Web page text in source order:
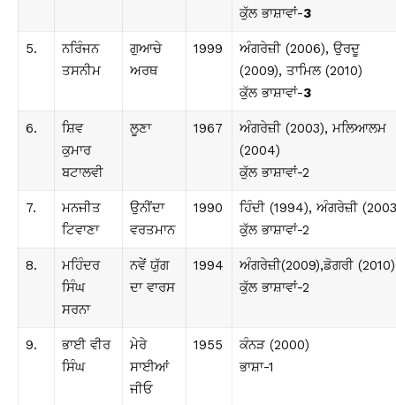
ਕੁੱਲ ਭਾਸ਼ਾਵਾਂ-3
5.
ਨਰਿੰਜਨ
ਤਸਨੀਮ
ਗੁਆਚੇ
ਅਰਥ
1999
ਅੰਗਰੇਜ਼ੀ (2006), ਉਰਦੂ
(2009), ਤਾਮਿਲ (2010)
ਕੁੱਲ ਭਾਸ਼ਾਵਾਂ-3
6.
ਸ਼ਿਵ
ਕੁਮਾਰ
ਬਟਾਲਵੀ
ਲੂਣਾ 1967
ਅੰਗਰੇਜ਼ੀ (2003), ਮਲਿਆਲਮ
(2004)
ਕੁੱਲ ਭਾਸ਼ਾਵਾਂ-2
7.
ਮਨਜੀਤ
ਟਿਵਾਣਾ
ਉਨੀਂਦਾ
ਵਰਤਮਾਨ
1990
ਹਿੰਦੀ (1994), ਅੰਗਰੇਜ਼ੀ
ਕੁੱਲ ਭਾਸ਼ਾਵਾਂ-2
8.
ਮਹਿੰਦਰ
ਸਿੰਘ
ਸਰਨਾ
ਨਵੇਂ ਯੁੱਗ
ਦਾ ਵਾਰਸ
1994
ਅੰਗਰੇਜ਼ੀ(2009),ਡੋਗਰੀ (2010)
ਕੁੱਲ ਭਾਸ਼ਾਵਾਂ-2
9.
ਭਾਈ ਵੀਰ
ਸਿੰਘ
ਮੇਰੇ
ਸਾਈਆਂ
ਜੀਓ
1955
ਕੰਨੜ (2000)
ਭਾਸ਼ਾ-1